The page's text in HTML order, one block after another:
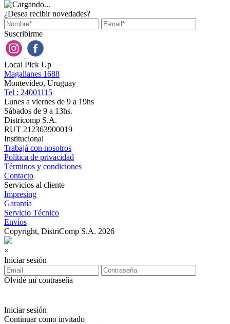
¿Desea recibir novedades?
Suscribirme
Local Pick Up
Magallanes 1688
Montevideo, Uruguay
Tel : 24001115
Lunes a viernes de 9 a 19hs
Sábados de 9 a 13hs.
Districomp S.A.
RUT 212363900019
Institucional
Trabajá con nosotros
Política de privacidad
Términos y condiciones
Contacto
Servicios al cliente
Impresing
Garantía
Servicio Técnico
Envíos
Copyright, DistriComp S.A. 2026
×
Iniciar sesión
Olvidé mi contraseña
Iniciar sesión
Continuar como invitado